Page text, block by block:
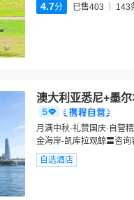
4.7分 已售403 143
澳大利亚悉尼+墨
月满中秋·礼赞国庆·自营
金海岸-凯库拉观鲸〓咨
自选酒店